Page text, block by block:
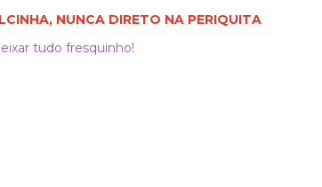
NUNCA DIRETO NA PERIQUITA
tudo fresquinho!